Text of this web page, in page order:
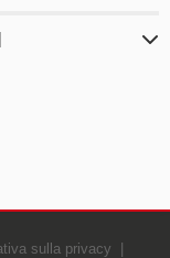
sulla privacy